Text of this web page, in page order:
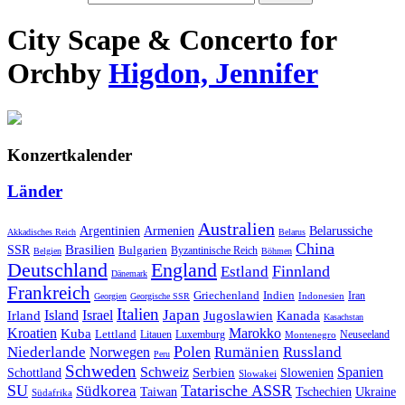
City Scape & Concerto for
Orchby Higdon, Jennifer
Konzertkalender
Länder
Akkadisches Reich Argentinien Armenien Australien Belarus Belarussiche
SSR Belgien Brasilien Bulgarien Byzantinische Reich Böhmen China
Deutschland Dänemark England Estland Finnland
Frankreich Georgien Georgische SSR Griechenland Indien Indonesien Iran
Irland Island Israel Italien Japan Jugoslawien Kanada Kasachstan
Kroatien Kuba Lettland Litauen Luxemburg Marokko Montenegro Neuseeland
Niederlande Norwegen Peru Polen Rumänien Russland
Schottland Schweden Schweiz Serbien Slowakei Slowenien Spanien
SU Südafrika Südkorea Taiwan Tatarische ASSR Tschechien Ukraine